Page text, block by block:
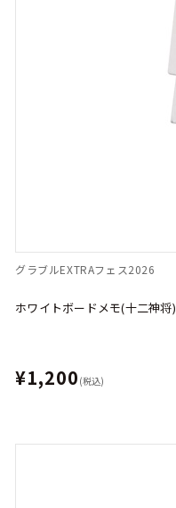
グラブルEXTRAフェス2026
ホワイトボードメモ(十二神将)
¥1,200 (税込)